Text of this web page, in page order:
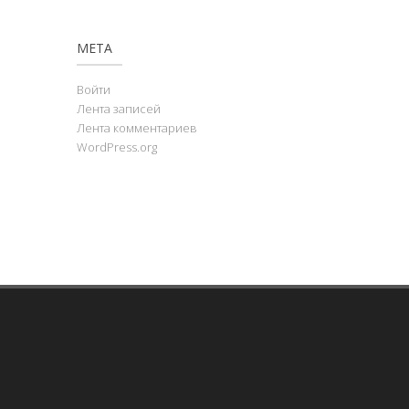
МЕТА
Войти
Лента записей
Лента комментариев
WordPress.org